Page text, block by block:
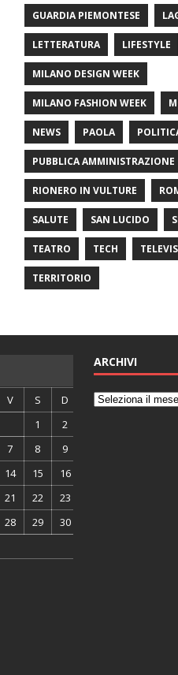
GUARDIA PIEMONTESE
LETTERATURA LIFESTYLE
MILANO DESIGN WEEK
MILANO FASHION WEEK
NEWS PAOLA
PUBBLICA AMMINISTRAZIONE
RIONERO IN VULTURE
SALUTE SAN LUCIDO
TEATRO TECH
TERRITORIO
V S
D
1
2
7 8
9
14 15
16
21 22
23
28 29
30
ARCHIVI